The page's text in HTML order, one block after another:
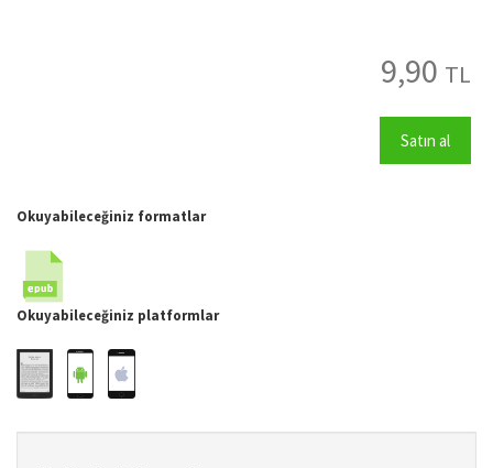
9,90 TL
Satın al
Okuyabileceğiniz formatlar
Okuyabileceğiniz platformlar